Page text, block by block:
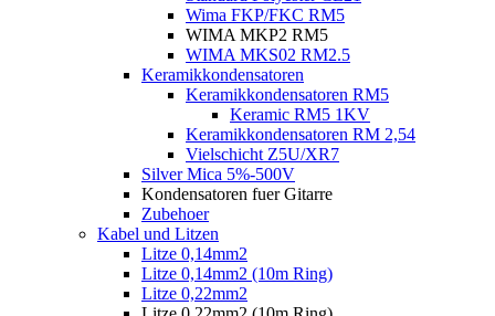
Wima FKP/FKC RM5
WIMA MKP2 RM5
WIMA MKS02 RM2.5
Keramikkondensatoren
Keramikkondensatoren RM5
Keramic RM5 1KV
Keramikkondensatoren RM 2,54
Vielschicht Z5U/XR7
Silver Mica 5%-500V
Kondensatoren fuer Gitarre
Zubehoer
Kabel und Litzen
Litze 0,14mm2
Litze 0,14mm2 (10m Ring)
Litze 0,22mm2